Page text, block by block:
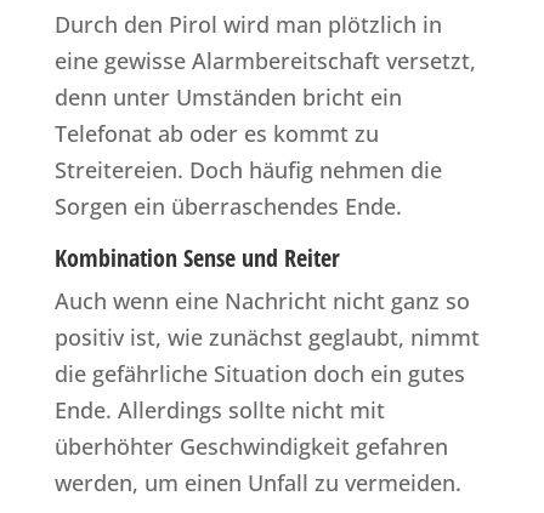
Durch den Pirol wird man plötzlich in
eine gewisse Alarmbereitschaft versetzt,
denn unter Umständen bricht ein
Telefonat ab oder es kommt zu
Streitereien. Doch häufig nehmen die
Sorgen ein überraschendes Ende.
Kombination Sense und Reiter
Auch wenn eine Nachricht nicht ganz so
positiv ist, wie zunächst geglaubt, nimmt
die gefährliche Situation doch ein gutes
Ende. Allerdings sollte nicht mit
überhöhter Geschwindigkeit gefahren
werden, um einen Unfall zu vermeiden.